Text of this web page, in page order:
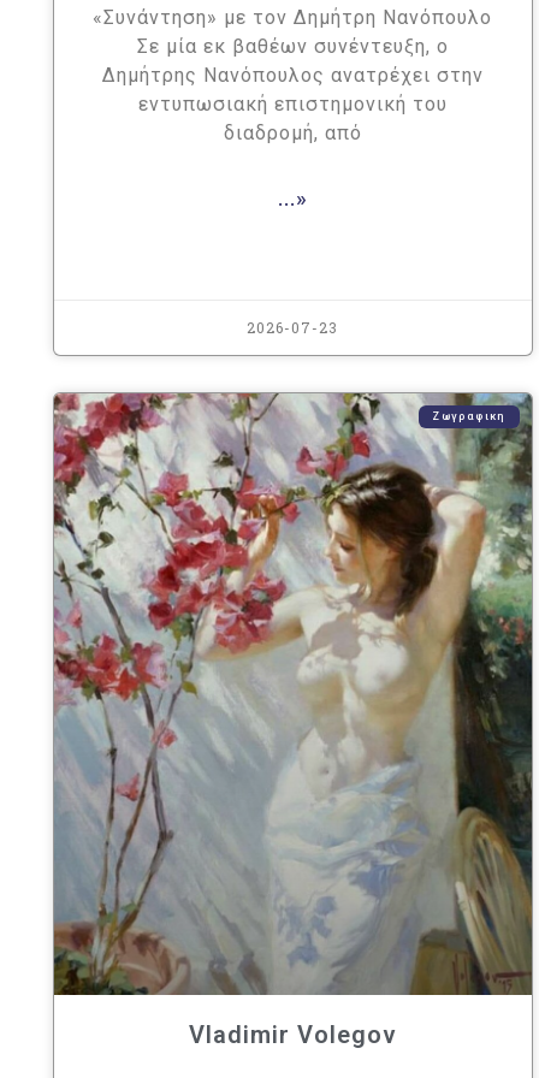
«Συνάντηση» με τον Δημήτρη Νανόπουλο
Σε μία εκ βαθέων συνέντευξη, ο
Δημήτρης Νανόπουλος ανατρέχει στην
εντυπωσιακή επιστημονική του
διαδρομή, από
...»
2026-07-23
Ζωγραφικη
Vladimir Volegov